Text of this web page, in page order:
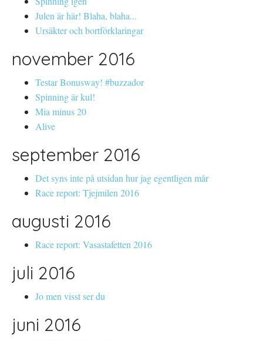
Julen är här! Blaha, blaha...
Ursäkter och bortförklaringar
november 2016
Testar Bonusway! #buzzador
Spinning är kul!
Mia minus 20
Alive
september 2016
Det syns inte på utsidan hur jag egentligen mår
Race report: Tjejmilen 2016
augusti 2016
Race report: Vasastafetten 2016
juli 2016
Jo men visst ser du
juni 2016